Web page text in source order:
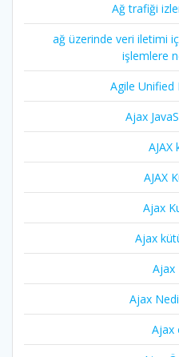
Ağ trafiği
ağ üzerinde veri iletimi
işlemlere
Agile Unified
Ajax
AJAX
AJAX
Ajax
Ajax
Ajax
Ajax
Ajax